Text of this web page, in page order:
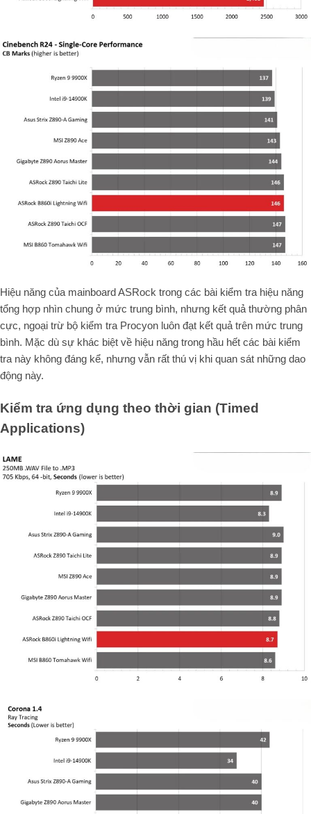
Hiệu năng của mainboard ASRock trong các bài kiểm tra hiệu năng
tổng hợp nhìn chung ở mức trung bình, nhưng kết quả thường phân
cực, ngoại trừ bộ kiểm tra Procyon luôn đạt kết quả trên mức trung
bình. Mặc dù sự khác biệt về hiệu năng trong hầu hết các bài kiểm
tra này không đáng kể, nhưng vẫn rất thú vị khi quan sát những dao
động này.
Kiểm tra ứng dụng theo thời gian (Timed
Applications)